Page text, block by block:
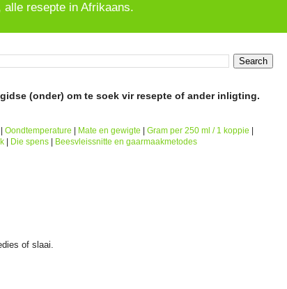
resepte in Afrikaans.
(onder) om te soek vir resepte of ander inligting.
Oondtemperature Mate en gewigte Gram per 250 ml / 1 koppie
Die spens Beesvleissnitte en gaarmaakmetodes
of slaai.